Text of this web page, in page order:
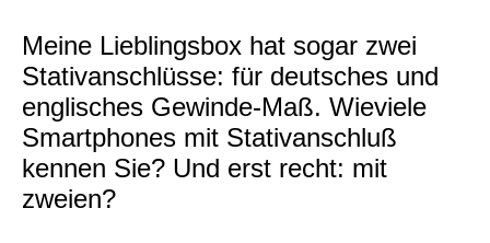
Meine Lieblingsbox hat sogar zwei
Stativanschlüsse: für deutsches und
englisches Gewinde-Maß. Wieviele
Smartphones mit Stativanschluß
kennen Sie? Und erst recht: mit
zweien?